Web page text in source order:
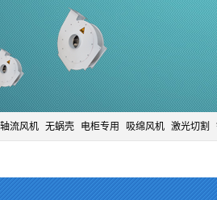
轴流风机 无蜗壳 电柜专用 吸绵风机 激光切割